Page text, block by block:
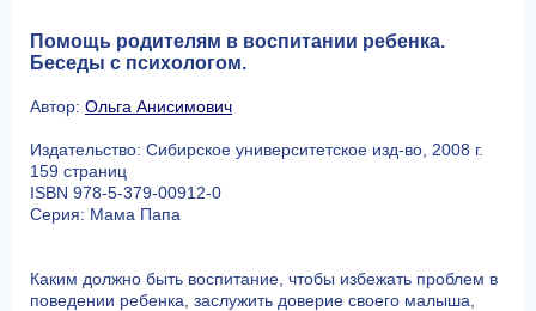
Помощь родителям в воспитании ребенка.
Беседы с психологом.
Автор: Ольга Анисимович
Издательство: Сибирское университетское изд-во, 2008 г.
159 страниц
ISBN 978-5-379-00912-0
Серия: Мама Папа
Каким должно быть воспитание, чтобы избежать проблем в
поведении ребенка, заслужить доверие своего малыша,